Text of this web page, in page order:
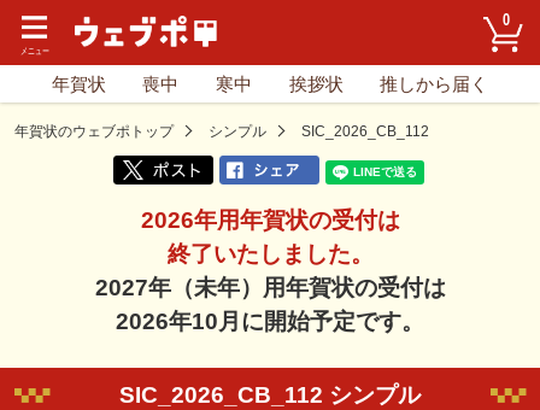
0
年賀状 喪中 寒中 挨拶状 推しから届く
年賀状のウェブポトップ シンプル SIC_2026_CB_112
2026年用年賀状の受付は
終了いたしました。
2027年（未年）用年賀状の受付は
2026年10月に開始予定です。
SIC_2026_CB_112 シンプル